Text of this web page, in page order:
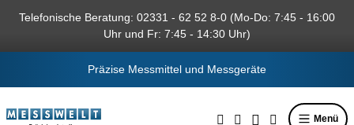
springen
Telefonische Beratung: 02331 - 62 52 8-0 (Mo-Do: 7:45 - 16:00
Uhr und Fr: 7:45 - 14:30 Uhr)
Präzise Messmittel und Messgeräte
Menü